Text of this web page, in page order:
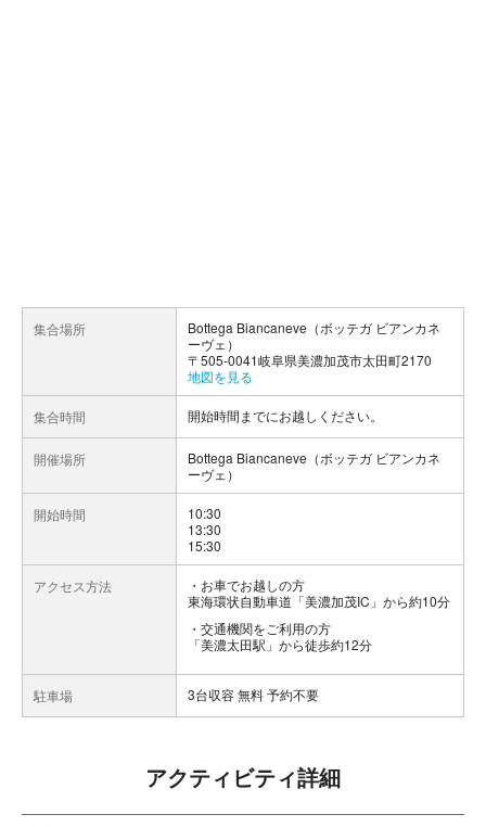
集合場所
Bottega Biancaneve（ボッテガ ビアンカネ
ーヴェ）
〒505-0041岐阜県美濃加茂市太田町2170
地図を見る
集合時間 開始時間までにお越しください。
開催場所
Bottega Biancaneve（ボッテガ ビアンカネ
ーヴェ）
開始時間
10:30
13:30
15:30
アクセス方法
お車でお越しの方
東海環状自動車道「美濃加茂IC」から約10分
交通機関をご利用の方
「美濃太田駅」から徒歩約12分
駐車場 3台収容 無料 予約不要
アクティビティ詳細